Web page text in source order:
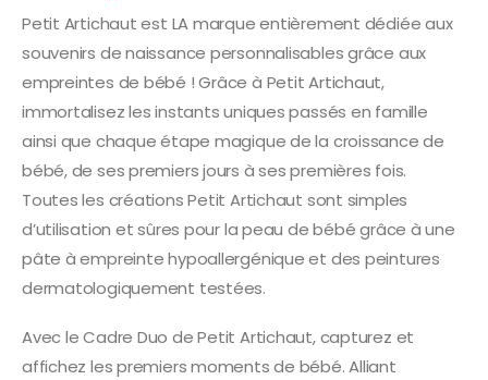
Petit Artichaut est LA marque entièrement dédiée aux
souvenirs de naissance personnalisables grâce aux
empreintes de bébé ! Grâce à Petit Artichaut,
immortalisez les instants uniques passés en famille
ainsi que chaque étape magique de la croissance de
bébé, de ses premiers jours à ses premières fois.
Toutes les créations Petit Artichaut sont simples
d’utilisation et sûres pour la peau de bébé grâce à une
pâte à empreinte hypoallergénique et des peintures
dermatologiquement testées.
Avec le Cadre Duo de Petit Artichaut, capturez et
affichez les premiers moments de bébé. Alliant